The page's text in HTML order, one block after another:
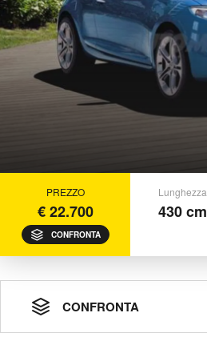
PREZZO
€ 22.700
CONFRONTA
Lunghezza
430 cm
CONFRONTA